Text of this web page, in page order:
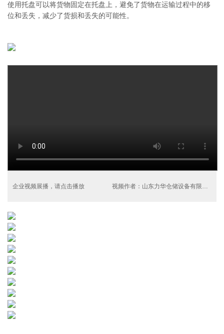
使用托盘可以将货物固定在托盘上，避免了货物在运输过程中的移
位和丢失，减少了货损和丢失的可能性。
企业视频展播，请点击播放 视频作者：山东力华仓储设备有限公司